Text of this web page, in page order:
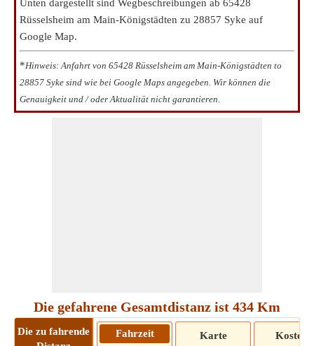
Unten dargestellt sind Wegbeschreibungen ab 65428
Rüsselsheim am Main-Königstädten zu 28857 Syke auf
Google Map.
*Hinweis: Anfahrt von 65428 Rüsselsheim am Main-Königstädten to
28857 Syke sind wie bei Google Maps angegeben. Wir können die
Genauigkeit und / oder Aktualität nicht garantieren.
Die gefahrene Gesamtdistanz ist 434 Km
Die zu fahrende
Fahrzeit Karte Kosten